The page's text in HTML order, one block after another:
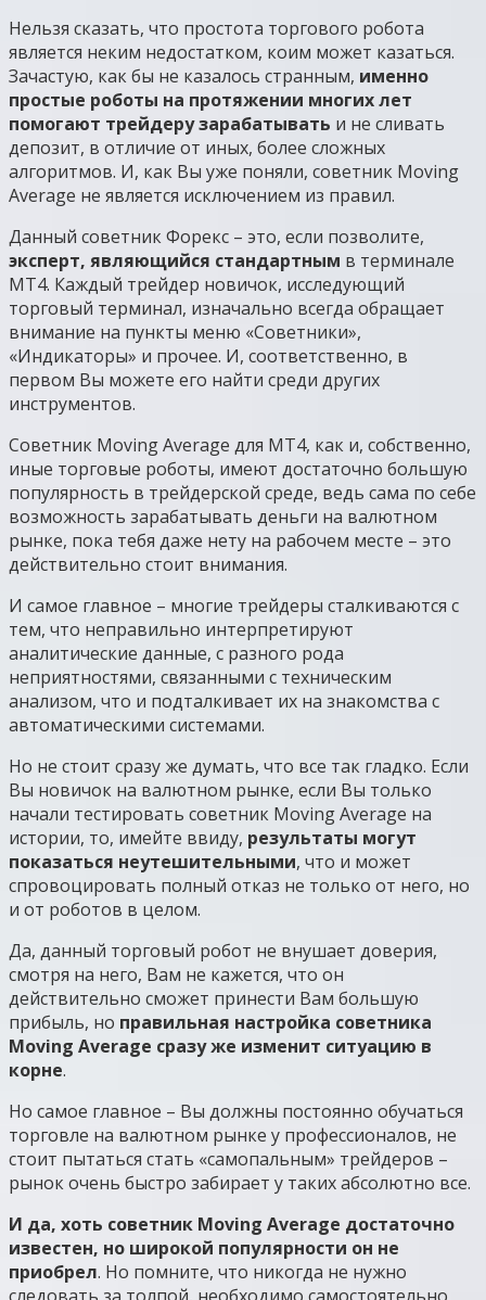
Нельзя сказать, что простота торгового робота
является неким недостатком, коим может казаться.
Зачастую, как бы не казалось странным, именно
простые роботы на протяжении многих лет
помогают трейдеру зарабатывать и не сливать
депозит, в отличие от иных, более сложных
алгоритмов. И, как Вы уже поняли, советник Moving
Average не является исключением из правил.
Данный советник Форекс – это, если позволите,
эксперт, являющийся стандартным в терминале
МТ4. Каждый трейдер новичок, исследующий
торговый терминал, изначально всегда обращает
внимание на пункты меню «Советники»,
«Индикаторы» и прочее. И, соответственно, в
первом Вы можете его найти среди других
инструментов.
Советник Moving Average для MT4, как и, собственно,
иные торговые роботы, имеют достаточно большую
популярность в трейдерской среде, ведь сама по себе
возможность зарабатывать деньги на валютном
рынке, пока тебя даже нету на рабочем месте – это
действительно стоит внимания.
И самое главное – многие трейдеры сталкиваются с
тем, что неправильно интерпретируют
аналитические данные, с разного рода
неприятностями, связанными с техническим
анализом, что и подталкивает их на знакомства с
автоматическими системами.
Но не стоит сразу же думать, что все так гладко. Если
Вы новичок на валютном рынке, если Вы только
начали тестировать советник Moving Average на
истории, то, имейте ввиду, результаты могут
показаться неутешительными, что и может
спровоцировать полный отказ не только от него, но
и от роботов в целом.
Да, данный торговый робот не внушает доверия,
смотря на него, Вам не кажется, что он
действительно сможет принести Вам большую
прибыль, но правильная настройка советника
Moving Average сразу же изменит ситуацию в
корне.
Но самое главное – Вы должны постоянно обучаться
торговле на валютном рынке у профессионалов, не
стоит пытаться стать «самопальным» трейдеров –
рынок очень быстро забирает у таких абсолютно все.
И да, хоть советник Moving Average достаточно
известен, но широкой популярности он не
приобрел. Но помните, что никогда не нужно